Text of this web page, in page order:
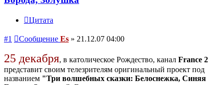
Цитата
#1 Сообщение Es » 21.12.07 04:00
25 декабря, в католическое Рождество, канал France 2
представит своим телезрителям оригинальный проект под
названием "Три волшебных сказки: Белоснежка, Синяя